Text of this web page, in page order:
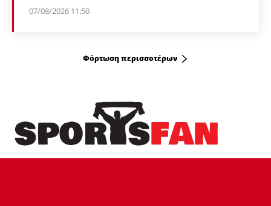
07/08/2026 11:50
Φόρτωση περισσοτέρων